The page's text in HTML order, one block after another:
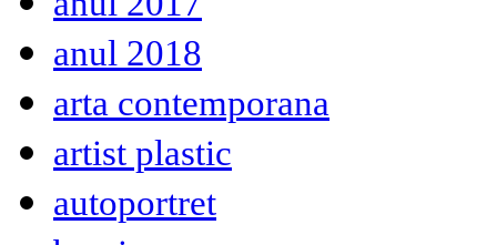
anul 2018
arta contemporana
artist plastic
autoportret